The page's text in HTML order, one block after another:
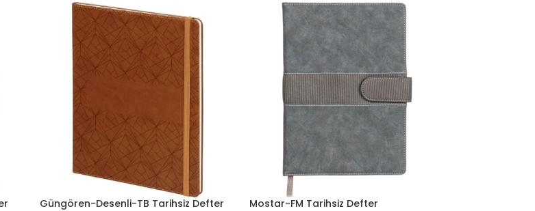
Güngören-Desenli-TB Tarihsiz Defter Mostar-FM Tarihsiz Defter